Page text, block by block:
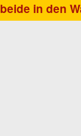
des
beide in den